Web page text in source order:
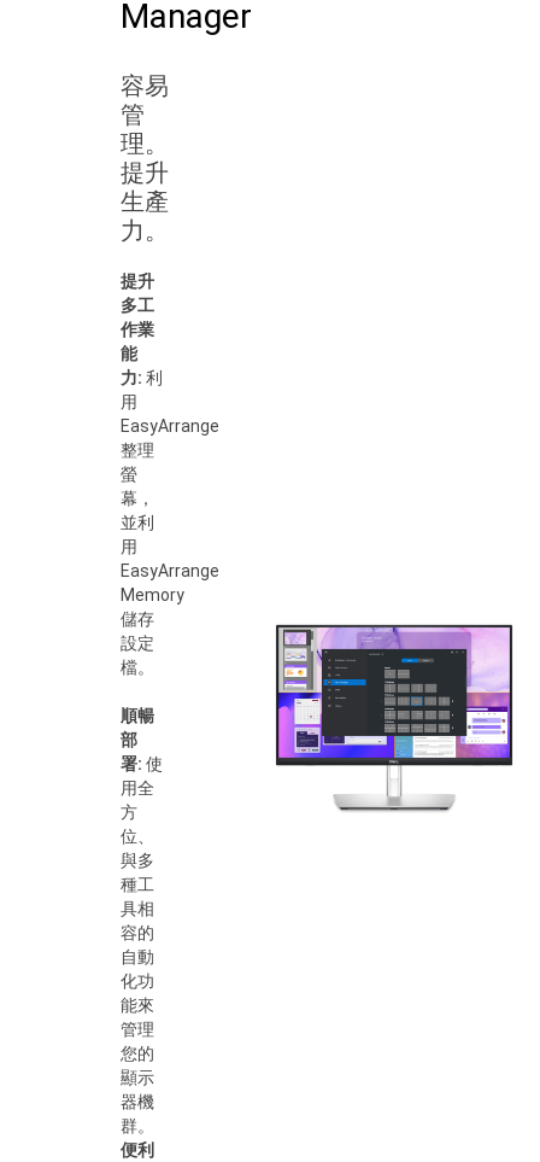
Manager
容易
管
理。
提升
生產
力。
提升
多工
作業
能
力: 利
用
EasyArrange
整理
螢
幕，
並利
用
EasyArrange
Memory
儲存
設定
檔。
順暢
部
署: 使
用全
方
位、
與多
種工
具相
容的
自動
化功
能來
管理
您的
顯示
器機
群。
便利